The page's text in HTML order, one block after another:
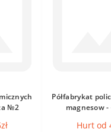
№2
Półfabrykat
magnesow
Hurt od